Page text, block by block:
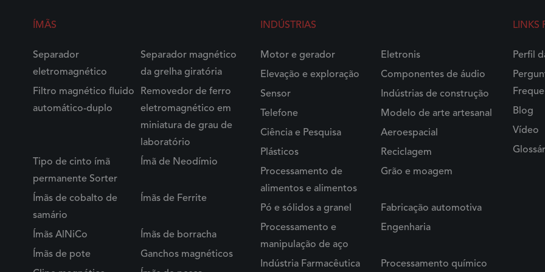
ÍMÃS
Separador
eletromagnético
Separador magnético
da grelha giratória
Filtro magnético fluido
automático-duplo
Removedor de ferro
eletromagnético em
miniatura de grau de
laboratório
Tipo de cinto ímã
permanente Sorter
Ímã de Neodímio
Ímãs de cobalto de
samário
Ímãs de Ferrite
Ímãs AlNiCo
Ímãs de borracha
Ímãs de pote
Ganchos magnéticos
INDÚSTRIAS
Motor e gerador
Eletronis
Elevação e exploração
Componentes de áudio
Sensor
Indústrias de construção
Telefone
Modelo de arte artesanal
Ciência e Pesquisa
Aeroespacial
Plásticos
Reciclagem
Processamento de
alimentos e alimentos
Grão e moagem
Pó e sólidos a granel
Fabricação automotiva
Processamento e
manipulação de aço
Engenharia
Indústria Farmacêutica Processamento químico
LINKS
Perfil
Blog
Vídeo